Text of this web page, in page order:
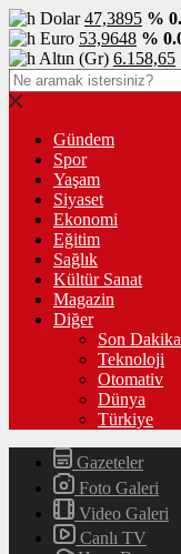
Dolar47,3895 %
Euro 53,9648 %
Altın (Gr) 6.158,65
Gündem
Spor
Yaşam
Siyaset
Ekonomi
Eğitim
Sağlık
Kültür Sanat
Magazin
Diğer
Son Dakika
Teknoloji
Otomativ
Dünya
Türkiye
Gazeteler
Foto Galeri
Video Galeri
Canlı TV